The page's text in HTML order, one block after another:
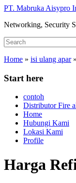
Skip
main
PT. Mabruka Aisypro
Networking, Security
Search
for:
Home » isi ulang apar»
Start here
contoh
Distributor Fire
Home
Hubungi Kami
Lokasi Kami
Profile
Harga